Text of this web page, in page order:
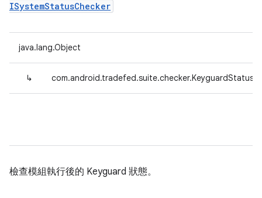
ISystemStatusChecker
java.lang.Object
↳
檢查模組執行後的 Keyguard 狀態。